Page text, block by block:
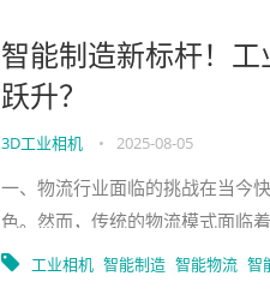
智能制造新标杆！
跃升？
3D工业相机 • 2025-08-05
一、物流行业面临的挑战在当今
色。然而，传统的物流模式面临
计，一家中型物流企业在人工分
工业相机 智能制造 智能物流 智